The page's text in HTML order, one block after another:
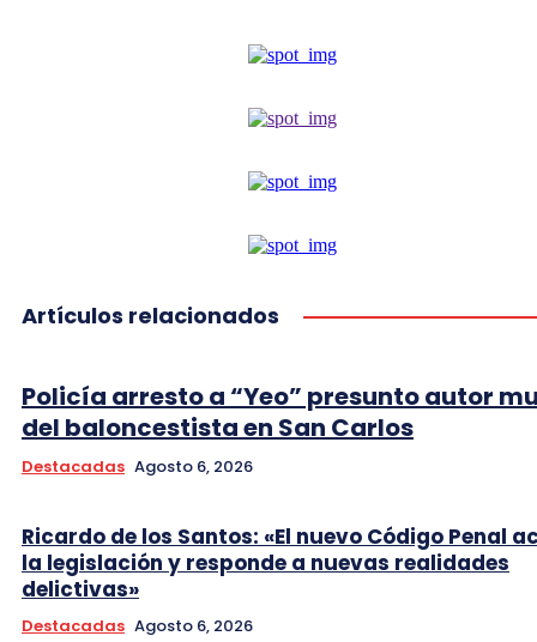
Artículos relacionados
Policía arresto a “Yeo” presunto autor
del baloncestista en San Carlos
Destacadas Agosto 6, 2026
Ricardo de los Santos: «El nuevo Código Penal
la legislación y responde a nuevas realidades
delictivas»
Destacadas Agosto 6, 2026